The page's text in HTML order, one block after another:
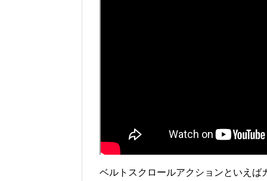
ベルトスクロールアクションといえば